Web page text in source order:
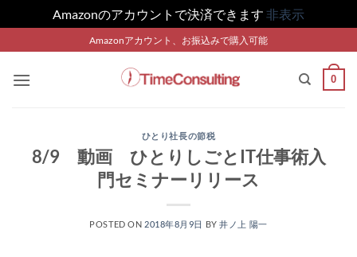
Amazonのアカウントで決済できます 非表示
to
content
Amazonアカウント、お振込みで購入可能
0
ひとり社長の節税
8/9 動画 ひとりしごとIT仕事術入
門セミナーリリース
POSTED ON 2018年8月9日 BY井ノ上 陽一